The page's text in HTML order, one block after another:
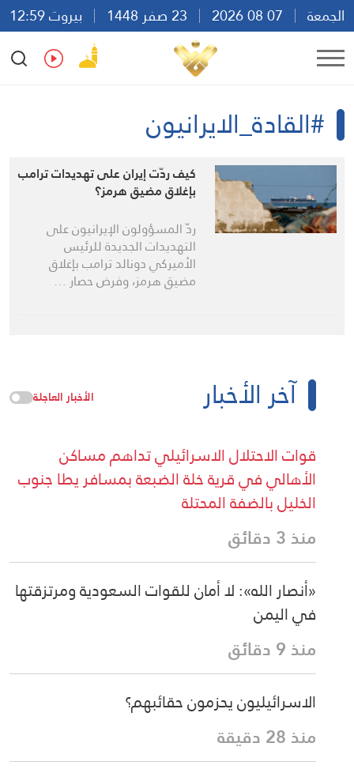
الجمعة
بيروت 12:59
Ar
En Fr Es
#القادة_الايرانيون
كيف ردّت إيران على تهديدات ترامب
بإغلاق مضيق هرمز؟
ردّ المسؤولون الإيرانيون على
التهديدات الجديدة للرئيس
الأميركي دونالد ترامب بإغلاق
مضيق هرمز، وفرض حصار …
آخر الأخبار الأخبار العاجلة
قوات الاحتلال الاسرائيلي تداهم مساكن
الأهالي في قرية خلة الضبعة بمسافر يطا جنوب
الخليل بالضفة المحتلة
منذ 3 دقائق
«أنصار الله»: لا أمان للقوات السعودية ومرتزقتها
في اليمن
منذ 9 دقائق
الاسرائيليون يحزمون حقائبهم؟
منذ 28 دقيقة